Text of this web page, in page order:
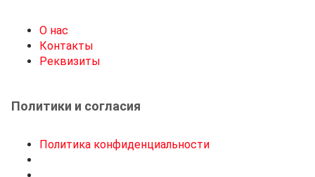
О нас
Контакты
Реквизиты
Политики и согласия
Политика конфиденциальности